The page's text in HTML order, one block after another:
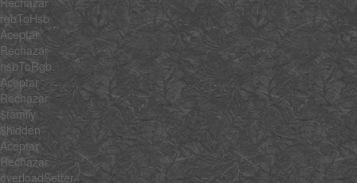
rgbToHsb
Aceptar
Rechazar
hsbToRgb
Aceptar
Rechazar
$family
$hidden
Aceptar
Rechazar
overloadSetter